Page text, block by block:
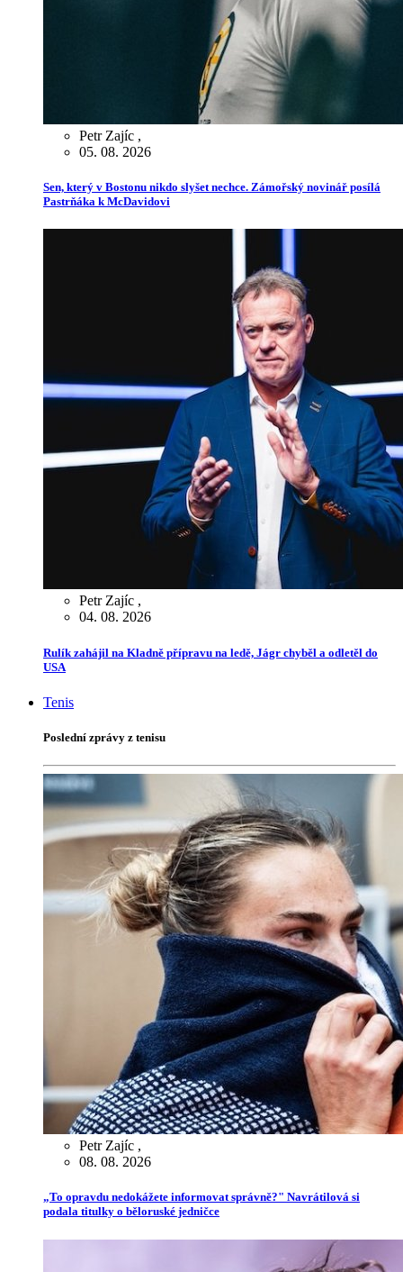
Petr Zajíc ,
05. 08. 2026
Sen, který v Bostonu nikdo slyšet nechce. Zámořský novinář posílá
Pastrňáka k McDavidovi
Petr Zajíc ,
04. 08. 2026
Rulík zahájil na Kladně přípravu na ledě, Jágr chyběl a odletěl do
USA
Tenis
Poslední zprávy z tenisu
Petr Zajíc ,
08. 08. 2026
„To opravdu nedokážete informovat správně?" Navrátilová si
podala titulky o běloruské jedničce